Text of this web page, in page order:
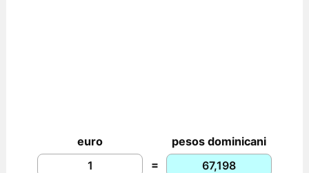
euro
pesos dominicani
=